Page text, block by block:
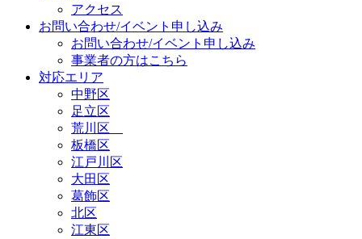
アクセス
お問い合わせ/イベント申し込み
お問い合わせ/イベント申し込み
事業者の方はこちら
対応エリア
中野区
足立区
荒川区
板橋区
江戸川区
大田区
葛飾区
北区
江東区